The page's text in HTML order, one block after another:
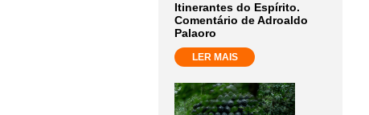
Itinerantes do Espírito.
Comentário de Adroaldo
Palaoro
LER MAIS